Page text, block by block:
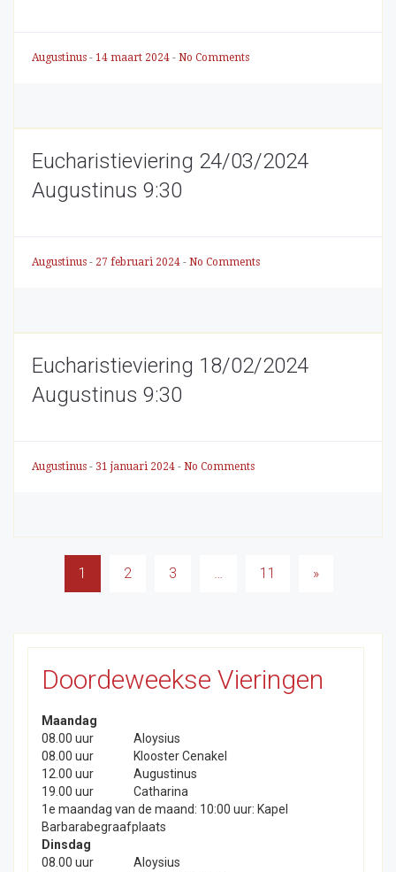
Augustinus - 14 maart 2024 - No Comments
Eucharistieviering 24/03/2024
Augustinus 9:30
Augustinus - 27 februari 2024 - No Comments
Eucharistieviering 18/02/2024
Augustinus 9:30
Augustinus - 31 januari 2024 - No Comments
Berichten
1 2 3 … 11 »
Doordeweekse Vieringen
Maandag
08.00 uur
Aloysius
08.00 uur
Klooster Cenakel
12.00 uur
Augustinus
19.00 uur
Catharina
1e maandag van de maand: 10:00 uur: Kapel
Barbarabegraafplaats
Dinsdag
08.00 uur
Aloysius